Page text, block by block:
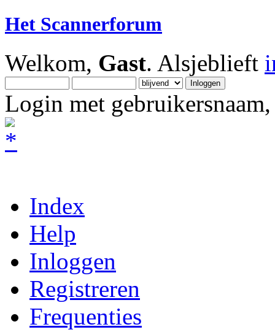
Het Scannerforum
Welkom, Gast. Alsjeblieft
Login met
Index
Help
Inloggen
Registreren
Frequenties